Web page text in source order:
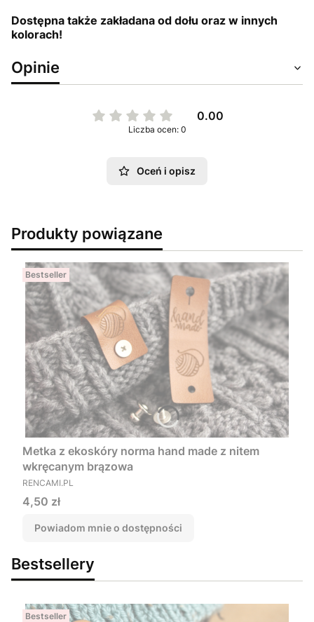
Dostępna także zakładana od dołu oraz w innych
kolorach!
Opinie
0.00
Liczba ocen: 0
Oceń i opisz
Produkty powiązane
Bestseller
Metka z ekoskóry norma hand made z nitem
wkręcanym brązowa
PRODUCENT
RENCAMI.PL
Cena
4,50 zł
Powiadom mnie o dostępności
Bestsellery
Bestseller